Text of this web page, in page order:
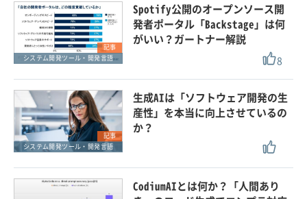
記事
システム開発ツール・開発言語
Spotify公開のオープンソース開
発者ポータル「Backstage」は何
がいい？ガートナー解説
8
記事
システム開発ツール・開発言語
生成AIは「ソフトウェア開発の生
産性」を本当に向上させているの
か？
CodiumAIとは何か？「人間あり